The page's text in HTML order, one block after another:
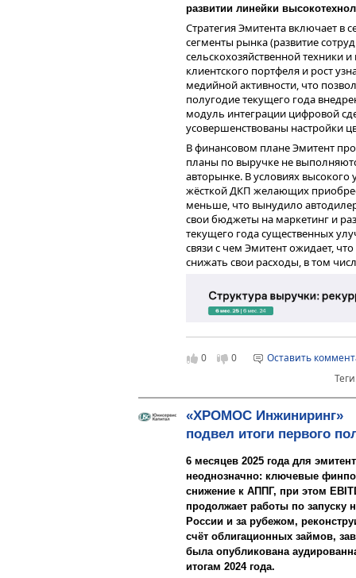
Чистый долг ООО «СДЭК-
вследствие существенного
планомерного сокращения
положительно, поскольку
балансе Компании не является
бизнес – количество и
Эмитента подтверждает это.
существенно улучшилась –
более 4 раз, что нивелирует
процентным платежам.
Все показатели
существенного роста
по чистой прибыли достигла
среднеотраслевой уровень
LTM превысила 15%аналогично
периоды ООО «СДЭК-Глобал»
рентабельностей и превысить
листовой металлопрокат,
корпуса судов;
полособульбовый
который применяется в
металлоконструкций при
угловой профиль – одна
металлопроката.
дополнительная деятельность –
металлопроката, который
развитии линейки
Стратегия Эмитента включает в
сегменты рынка (развитие
сельскохозяйственной техники
клиентского портфеля и рост
медийной активности, что
полугодие текущего года
модуль интеграции цифровой
усовершенствованы настройки
В финансовом плане Эмитент
планы по выручке не
авторынке. В условиях
жёсткой ДКП желающих
меньше, что вынудило
свои бюджеты на маркетинг и
текущего года существенных
связи с чем Эмитент ожидает,
снижать свои расходы, в том
Доля рекуррентной выручки
года — 98%, что поддерживает
упрощает привлечение и
полугодием 2024 года доля
процентных пунктов.
0 0
Оставить
«ХРОМОС Инжиниринг»
подвел итоги первого
6 месяцев 2025 года для
неоднозначно: ключевые
снижение к АППГ, при этом
продолжает работы по запуску
России и за рубежом,
счёт облигационных займов,
была опубликована
итогам 2024 года.